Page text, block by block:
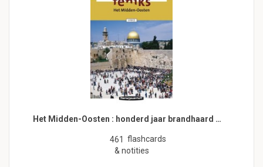
Het Midden-Oosten : honderd jaar brandhaard …
461 flashcards
& notities